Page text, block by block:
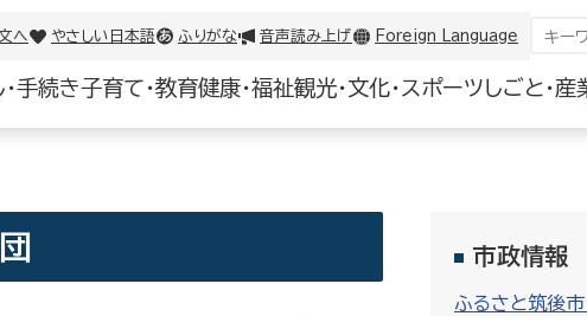
へ やさしい日本語 ふりがな 音声読み上げ Foreign Language
手続き子育て・教育健康・福祉観光・文化・スポーツしごと・産
市政情報
ふるさと筑後